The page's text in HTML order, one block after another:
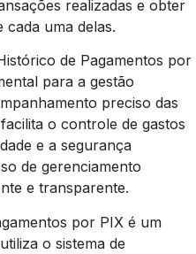
realizadas e obter
uma delas.
de Pagamentos por
para a gestão
preciso das
o controle de gastos
e a segurança
de gerenciamento
e transparente.
por PIX é um
o sistema de